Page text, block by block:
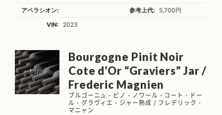
アペラシオン: 参考上代:
5,700円
VIN:
2023
Bourgogne Pinit Noir
Cote d’Or “Graviers” Jar /
Frederic Magnien
ブルゴーニュ・ピノ・ノワール・コート・ドー
ル・グラヴィエ・ジャー熟成 / フレデリック・
マニャン